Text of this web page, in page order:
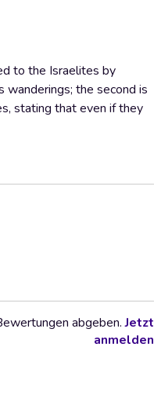
to the Israelites by
the second is
stating that even if they
abgeben.Jetzt
anmelden